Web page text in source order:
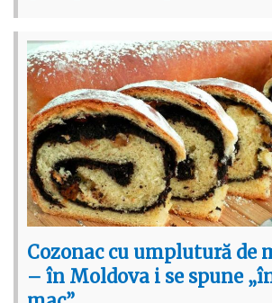
Cozonac cu umplutură de
– în Moldova i se spune